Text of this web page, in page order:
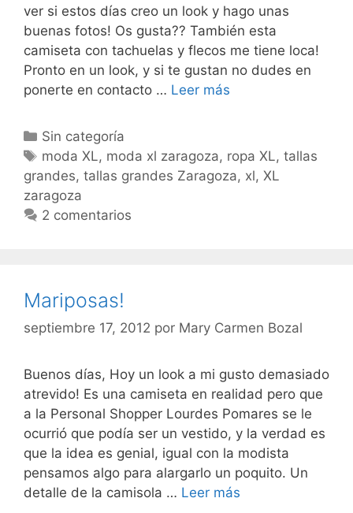
ver si estos días creo un look y hago unas
buenas fotos! Os gusta?? También esta
camiseta con tachuelas y flecos me tiene loca!
Pronto en un look, y si te gustan no dudes en
ponerte en contacto … Leer más
Categorías
Sin categoría
Etiquetas
moda XL, moda xl zaragoza, ropa XL,tallas
grandes, tallas grandes Zaragoza, xl, XL
zaragoza
2 comentarios
Mariposas!
septiembre 17, 2012 por Mary Carmen Bozal
Buenos días, Hoy un look a mi gusto demasiado
atrevido! Es una camiseta en realidad pero que
a la Personal Shopper Lourdes Pomares se le
ocurrió que podía ser un vestido, y la verdad es
que la idea es genial, igual con la modista
pensamos algo para alargarlo un poquito. Un
detalle de la camisola … Leer más